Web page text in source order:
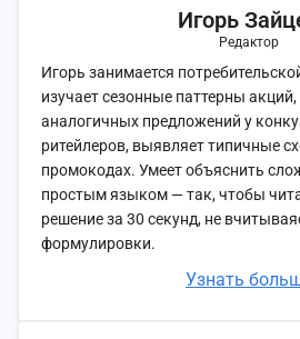
Игорь
Редактор
Игорь занимается
изучает сезонные паттерны
аналогичных предложений у
ритейлеров, выявляет типичные
промокодах. Умеет объяснить
простым языком — так, чтобы
решение за 30 секунд, не
формулировки.
Узнать